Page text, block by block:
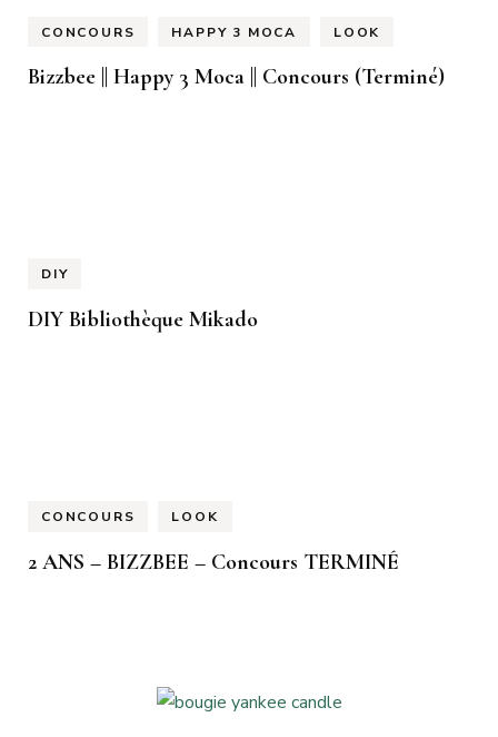
CONCOURS HAPPY 3 MOCA LOOK
Bizzbee || Happy 3 Moca || Concours (Terminé)
DIY
DIY Bibliothèque Mikado
CONCOURS LOOK
2 ANS – BIZZBEE – Concours TERMINÉ